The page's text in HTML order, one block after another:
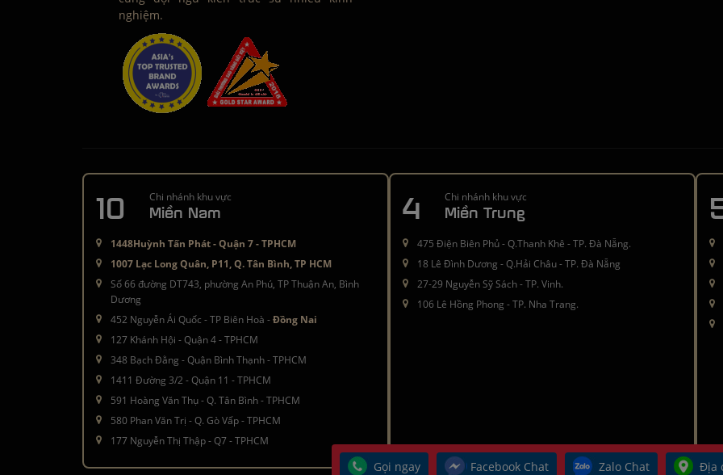
Gọi ngay Facebook Chat Zalo Chat Địa
nghiệm.
10 Chi nhánh khu vực
Miền Nam
1448Huỳnh Tấn Phát - Quận 7 - TPHCM
1007 Lạc Long Quân, P11, Q. Tân Bình, TP HCM
Số 66 đường DT743, phường An Phú, TP Thuận An, Bình
Dương
452 Nguyễn Ái Quốc - TP Biên Hoà -Đồng Nai
127 Khánh Hội - Quận 4 - TPHCM
348 Bạch Đằng - Quận Bình Thạnh - TPHCM
1411 Đường 3/2 - Quận 11 - TPHCM
591 Hoàng Văn Thụ - Q. Tân Bình - TPHCM
580 Phan Văn Trị - Q. Gò Vấp - TPHCM
177 Nguyễn Thị Thập - Q7 - TPHCM
4 Chi nhánh khu vực
Miền Trung
475 Điện Biên Phủ - Q.Thanh Khê - TP. Đà Nẵng.
18 Lê Đình Dương - Q.Hải Châu - TP. Đà Nẵng
27-29 Nguyễn Sỹ Sách - TP. Vinh.
106 Lê Hồng Phong - TP. Nha Trang.